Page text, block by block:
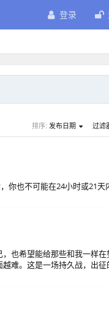
登录
排序: 发布日期 过滤
你也不可能在24小时或21天
也希望能给那些和我一样在
难。这是一场持久战，出征